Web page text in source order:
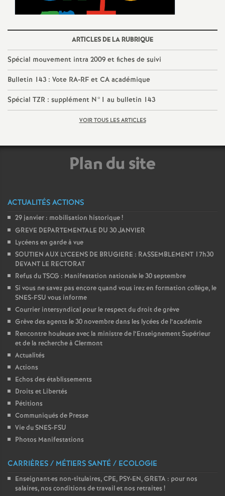
g
n
e
m
e
n
d
e
S
e
c
g
ARTICLES DE LA RUBRIQUE
Spécial mouvement intra 2009 et fiches de suivi
Bulletin 143 : Vote RA-RF et CA académique
Spécial TZR : supplément N°1 au bulletin 143
VOIR TOUS LES ARTICLES
Plan du site
ACTUALITÉS ACTIONS
29 janvier : mobilisation historique!
GREVE DEPARTEMENTALE DU 30 JANVIER
Lycéens en garde à vue
SOUTIEN AUX LYCEENS DE BRUGIERE : RASSEMBLEMENT 17h30
DEVANT LE RECTORAT
Refus du TSCG : Manifestation nationale le 30 septembre
Si vous ne savez pas encore quand vous irez en formation collège, le
SNES-FSU vous informe
Courrier intersyndical pour le respect du droit de grève
Grève des agents le 30 novembre dans les lycées de l’académie
Rencontre houleuse avec la ministre de l’Enseignement Supérieur
et de la recherche à Clermont
Actualités
Actions
Echos des établissements
Droits et Libertés
Pétitions
Communiqués de Presse
Vie du SNES-FSU
Photos Manifestations
CARRIÈRES / MÉTIERS SANTÉ / ECOLOGIE
Enseignant·es non-titulaires, CPE, PSY-EN, GRETA : pour nos
salaires, nos conditions de travail et nos retraites !